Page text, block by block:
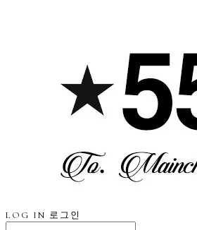
LOG IN 로그인